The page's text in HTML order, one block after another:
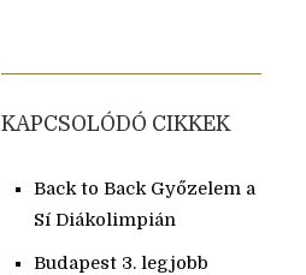
KAPCSOLÓDÓ CIKKEK
Back to Back Győzelem a
Sí Diákolimpián
Budapest 3. legjobb